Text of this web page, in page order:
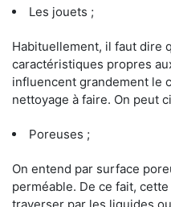
Les jouets ;
Habituellement, il faut dire
caractéristiques propres
influencent grandement le
nettoyage à faire. On peut
Poreuses ;
On entend par surface
perméable. De ce fait,
traverser par les liquides